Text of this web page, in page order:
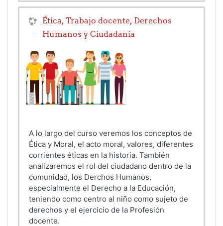
Ética, Trabajo docente, Derechos
Humanos y Ciudadanía
A lo largo del curso veremos los conceptos de
Ética y Moral, el acto moral, valores, diferentes
corrientes éticas en la historia. También
analizaremos el rol del ciudadano dentro de la
comunidad, los Derchos Humanos,
especialmente el Derecho a la Educación,
teniendo como centro al niño como sujeto de
derechos y el ejercicio de la Profesión
docente.